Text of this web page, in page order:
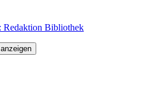
Redaktion Bibliothek